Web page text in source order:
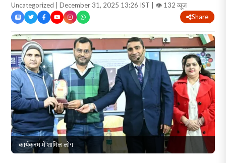
Uncategorized | December 31, 2025 13:26 IST | 👁 132 व्यूज
Share
कार्यक्रम में शामिल लोग